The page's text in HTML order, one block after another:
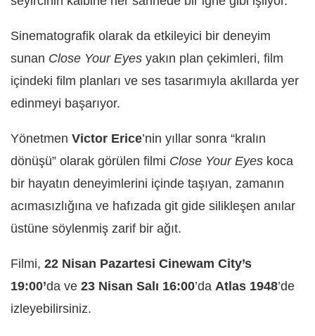
Sinematografik olarak da etkileyici bir deneyim
sunan Close Your Eyes yakın plan çekimleri, film
içindeki film planları ve ses tasarımıyla akıllarda yer
edinmeyi başarıyor.
Yönetmen Victor Erice’nin yıllar sonra “kralın
dönüşü” olarak görülen filmi Close Your Eyes koca
bir hayatın deneyimlerini içinde taşıyan, zamanın
acımasızlığına ve hafızada git gide silikleşen anılar
üstüne söylenmiş zarif bir ağıt.
Filmi, 22 Nisan Pazartesi Cinewam City’s
19:00’da ve 23 Nisan Salı 16:00’da Atlas 1948’de
izleyebilirsiniz.